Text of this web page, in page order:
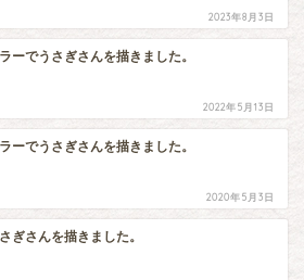
2023年8月3日
ーでうさぎさんを描きました。
2022年5月13日
ーでうさぎさんを描きました。
2020年5月3日
ぎさんを描きました。